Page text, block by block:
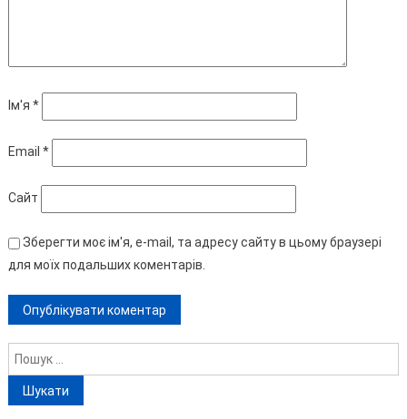
Ім'я *
Email *
Сайт
Зберегти моє ім'я, e-mail, та адресу сайту в цьому браузері
для моїх подальших коментарів.
Пошук: